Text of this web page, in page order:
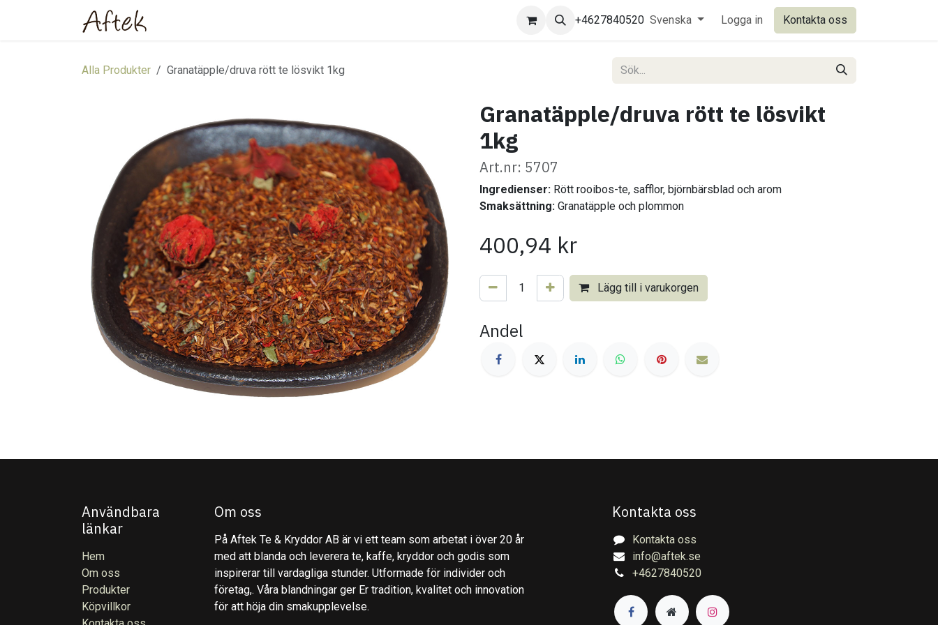
+4627840520 Svenska Logga in Kontakta oss
Alla Produkter Granatäpple/druva rött te lösvikt 1kg
Granatäpple/druva rött te lösvikt
1kg
Art.nr: 5707
Ingredienser: Rött rooibos-te, safflor, björnbärsblad och arom
Smaksättning: Granatäpple och plommon
400,94 kr
Lägg till i varukorgen
Andel
Användbara
länkar
Hem
Om oss
Produkter
Köpvillkor
Om oss
På Aftek Te & Kryddor AB är vi ett team som arbetat i över 20 år
med att blanda och leverera te, kaffe, kryddor och godis som
inspirerar till vardagliga stunder. Utformade för individer och
företag,. Våra blandningar ger Er tradition, kvalitet och innovation
för att höja din smakupplevelse.
Kontakta oss
Kontakta oss
info@aftek.se
+4627840520